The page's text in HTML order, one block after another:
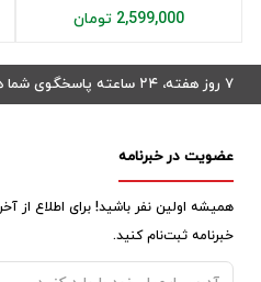
2,599,000 تومان
۷ روز هفته، ۲۴ ساعته پاسخگوی شما هستیم
عضویت در خبرنامه
همیشه اولین نفر باشید! برای اطلاع از
خبرنامه ثبت‌نام کنید.